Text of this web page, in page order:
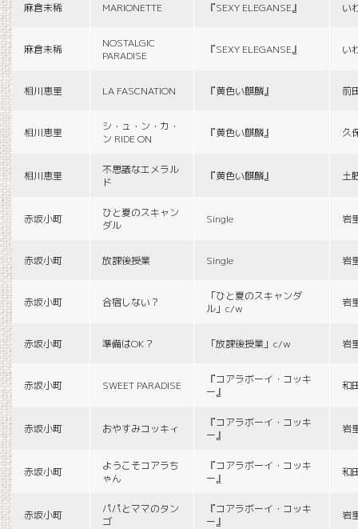
麻倉未稀 MARIONETTE 『SEXY ELEGANSE』 い
麻倉未稀
NOSTALGIC
PARADISE
『SEXY ELEGANSE』 い
相川恵里 LA FASCNATION 『黄色い麒麟』 前
相川恵里
シ・ュ・ン・カ・
ン RIDE ON
『黄色い麒麟』 久
相川恵里
不思議なエメラル
ド
『黄色い麒麟』 土
赤坂小町
ひと夏のスキャン
ダル
Single 岩
赤坂小町 放課後授業 Single 岩
赤坂小町 合宿しない？
「ひと夏のスキャンダ
ル」c/w
岩
赤坂小町 準備はOK？ 「放課後授業」c/w 岩
赤坂小町 SWEET PARADISE
『コアラボーイ・コッキ
ー』
和
赤坂小町 おやすみコッキィ
『コアラボーイ・コッキ
ー』
岩
赤坂小町
ようこそコアラち
ゃん
『コアラボーイ・コッキ
ー』
和
赤坂小町
パパとママのタン
ゴ
『コアラボーイ・コッキ
ー』
岩